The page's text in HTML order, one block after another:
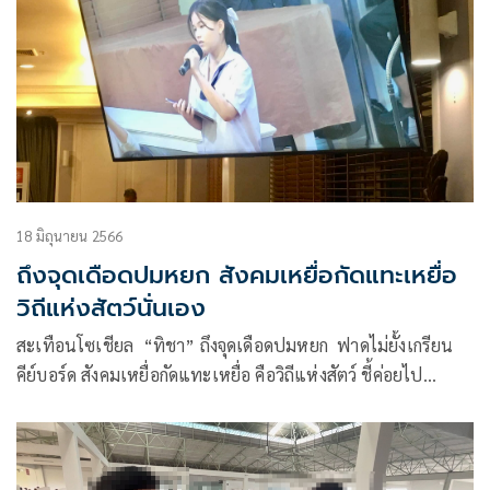
18 มิถุนายน 2566
ถึงจุดเดือดปมหยก สังคมเหยื่อกัดแทะเหยื่อ
วิถีแห่งสัตว์นั่นเอง
สะเทือนโซเชียล “ทิชา” ถึงจุดเดือดปมหยก ฟาดไม่ยั้งเกรียน
คีย์บอร์ด สังคมเหยื่อกัดแทะเหยื่อ คือวิถีแห่งสัตว์ ชี้ค่อยไป